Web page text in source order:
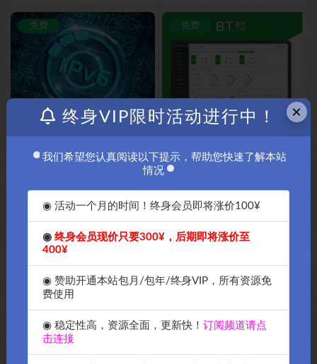
免费
搬瓦工vps的IPV6如何配置，怎
么配置，下面快速教大家配置，
国资源网告诉你
免费
宝塔面板申请证书的时候提示
module ‘OpenSSL.crypto’ has no
家解决办法
服务器教程-OK源码中国资源破
解网傻瓜化教程
法安装的，可以使用以下的反向
网
免费 免费
×
终身VIP限时活动进行中！
我们希望您认真阅读以下提示，帮助您快速了解本站
情况
◉ 活动一个月的时间！终身会员即将涨价100¥
◉终身会员现价只要300¥，后期即将涨价至
400¥
◉ 赞助开通本站包月/包年/终身VIP，所有资源免
费使用
◉ 稳定性高，资源全面，更新快！订阅频道请点
击连接